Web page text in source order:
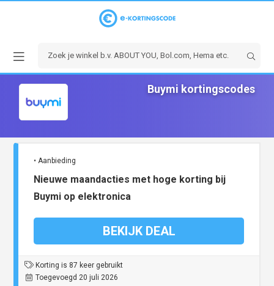
Buymi kortingscodes
• Aanbieding
Nieuwe maandacties met hoge korting bij
Buymi op elektronica
BEKIJK DEAL
Korting is 87 keer gebruikt
Toegevoegd 20 juli 2026